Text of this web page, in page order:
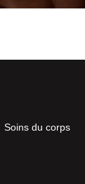
Soins du corps